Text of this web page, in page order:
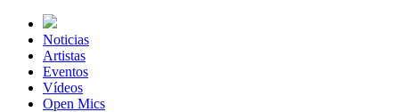
Noticias
Artistas
Eventos
Vídeos
Open Mics